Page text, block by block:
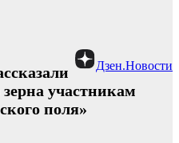
Дзен.Новости
зерна участникам
поля»